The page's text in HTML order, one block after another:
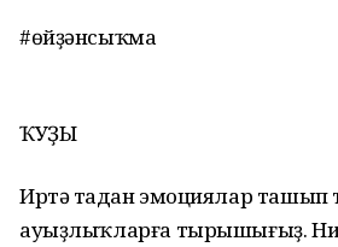
#өйҙәнсыҡма
ҠУҘЫ
Иртә таңдан эмоциялар ташып
ауыҙлыҡларға тырышығыҙ.